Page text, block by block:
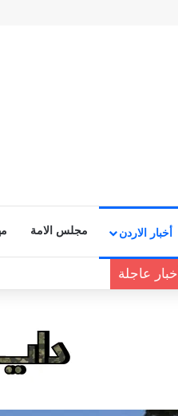
أخبار الاردن مجلس الامة
أخبار عاجلة